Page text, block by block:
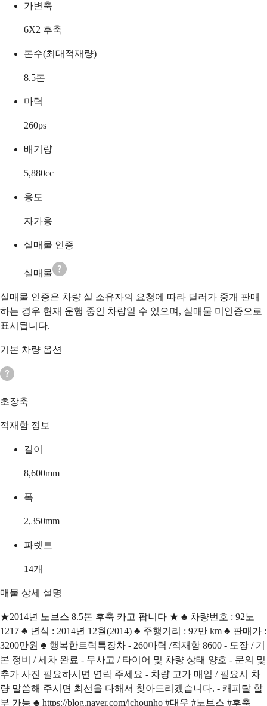
가변축
6X2 후축
톤수(최대적재량)
8.5톤
마력
260ps
배기량
5,880cc
용도
자가용
실매물 인증
실매물
실매물 인증은 차량 실 소유자의 요청에 따라 딜러가 중개 판매
하는 경우 현재 운행 중인 차량일 수 있으며, 실매물 미인증으로
표시됩니다.
기본 차량 옵션
초장축
적재함 정보
길이
8,600mm
폭
2,350mm
파렛트
14개
매물 상세 설명
★2014년 노브스 8.5톤 후축 카고 팝니다 ★ ♣ 차량번호 : 92노
1217 ♣ 년식 : 2014년 12월(2014) ♣ 주행거리 : 97만 km ♣ 판매가 :
3200만원 ♣ 행복한트럭특장차 - 260마력 /적재함 8600 - 도장 / 기
본 정비 / 세차 완료 - 무사고 / 타이어 및 차량 상태 양호 - 문의 및
추가 사진 필요하시면 연락 주세요 - 차량 고가 매입 / 필요시 차
량 말씀해 주시면 최선을 다해서 찾아드리겠습니다. - 캐피탈 할
부 가능 ♣ https://blog.naver.com/jchounho #대우 #노브스 #후축